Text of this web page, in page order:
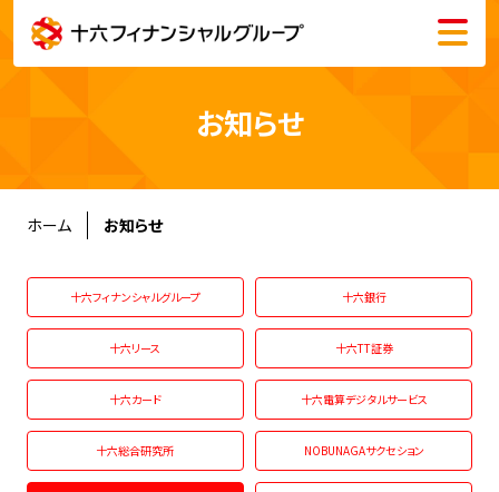
メニュー
会社情報
サステナビリティ
採用情報
English
お知らせ
ホーム お知らせ
十六フィナンシャルグループ 十六銀行
十六リース 十六TT証券
十六カード 十六電算デジタルサービス
十六総合研究所 NOBUNAGAサクセション